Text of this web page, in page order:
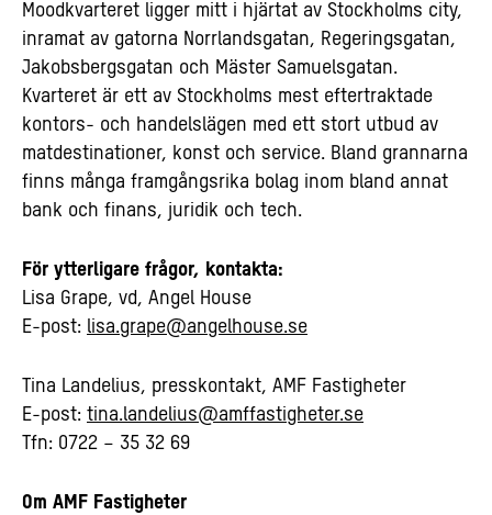
Moodkvarteret ligger mitt i hjärtat av Stockholms city,
inramat av gatorna Norrlandsgatan, Regeringsgatan,
Jakobsbergsgatan och Mäster Samuelsgatan.
Kvarteret är ett av Stockholms mest eftertraktade
kontors- och handelslägen med ett stort utbud av
matdestinationer, konst och service. Bland grannarna
finns många framgångsrika bolag inom bland annat
bank och finans, juridik och tech.
För ytterligare frågor, kontakta:
Lisa Grape, vd, Angel House
E-post: lisa.grape@angelhouse.se
Tina Landelius, presskontakt, AMF Fastigheter
E-post: tina.landelius@amffastigheter.se
Tfn: 0722 – 35 32 69
Om AMF Fastigheter